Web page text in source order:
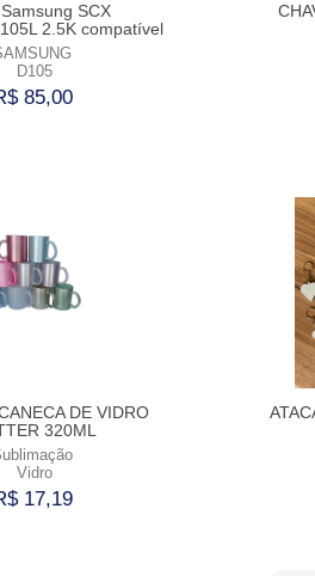
SCX
2.5K compatível
D105
85,00
DE VIDRO
320ML
Vidro
17,19